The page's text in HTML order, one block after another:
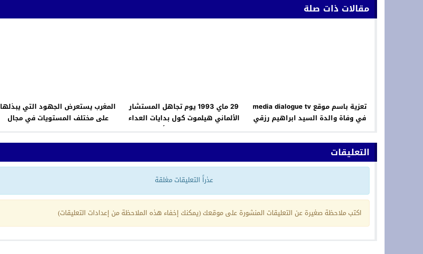
مقالات ذات صلة
تعزية باسم موقع media dialogue tv
في وفاة والدة السيد ابراهيم رزقي
بفلاندرن بلجيكا
29 ماي 1993 يوم تجاهل المستشار
الألماني هيلموت كول بدايات العداء
ضد المسلمين في ألمانيا
المغرب يستعرض الجهود التي يبذلها
على مختلف المستويات في مجال
التعليقات
عذراً التعليقات مغلقة
اكتب ملاحظة صغيرة عن التعليقات المنشورة على موقعك (يمكنك إخفاء هذه الملاحظة من إعدادات التعليقات)